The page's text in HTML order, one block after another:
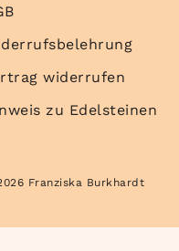
widerrufen
zu Edelsteinen
Franziska Burkhardt